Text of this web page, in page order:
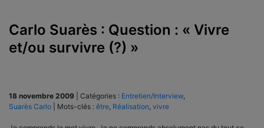
Carlo Suarès : Question : « Vivre
et/ou survivre (?) »
18 novembre 2009 Catégories : Entretien/Interview
Suarès Carlo
Mots-clés : être Réalisation vivre